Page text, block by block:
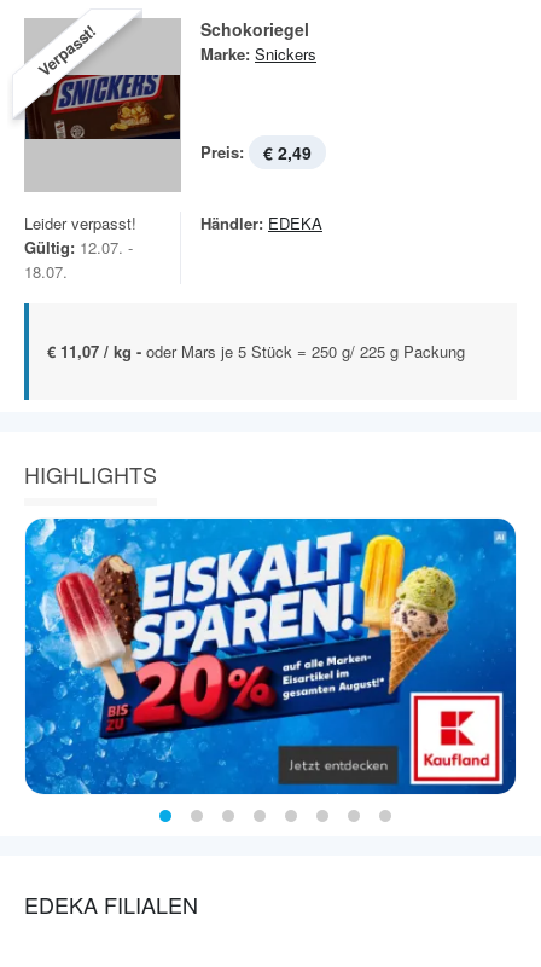
Verpasst! Schokoriegel
Marke: Snickers
Preis: € 2,49
Leider verpasst!
Gültig: 12.07. -
18.07.
Händler: EDEKA
€ 11,07 / kg - oder Mars je 5 Stück = 250 g/ 225 g Packung
HIGHLIGHTS
EDEKA FILIALEN